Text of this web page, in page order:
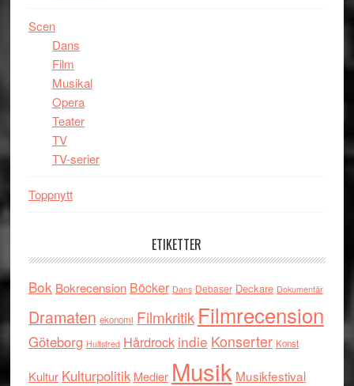
Scen
Dans
Film
Musikal
Opera
Teater
TV
TV-serier
Toppnytt
ETIKETTER
Bok Bokrecension Böcker Dans Debaser Deckare Dokumentär
Dramaten ekonomi Filmkritik Filmrecension
Göteborg Hultsfred Hårdrock indie Konserter Konst
Kultur Kulturpolitik Medier Musik Musikfestival